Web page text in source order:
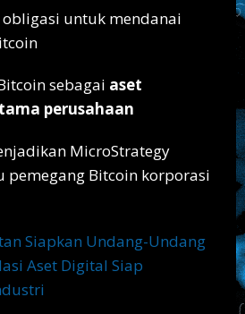
untuk mendanai
sebagai aset
perusahaan
MicroStrategy
pemegang Bitcoin korporasi
Siapkan Undang-Undang
Aset Digital Siap